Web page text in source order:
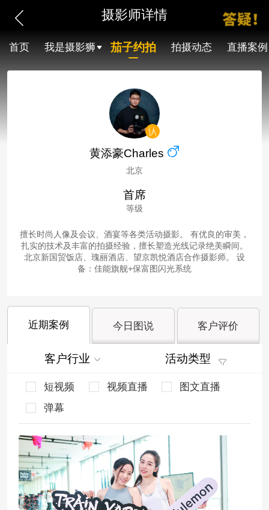
摄影师详情
首页 我是摄影狮 茄子约拍 拍摄动态 直播案例
黄添豪Charles
北京
首席
等级
擅长时尚人像及会议、酒宴等各类活动摄影。 有优良的审美，
扎实的技术及丰富的拍摄经验，擅长塑造光线记录绝美瞬间。
北京新国贸饭店、瑰丽酒店、望京凯悦酒店合作摄影师。 设
备：佳能旗舰+保富图闪光系统
近期案例 今日图说 客户评价
客户行业 活动类型
短视频 视频直播
图文直播
弹幕